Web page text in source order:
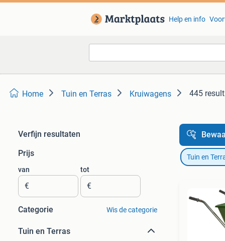
Help en info
Home Tuin en Terras Kruiwagens 445
Verfijn resultaten
Prijs
van
€
tot
€
Categorie Wis de categorie
Tuin en Terras
Tuin en